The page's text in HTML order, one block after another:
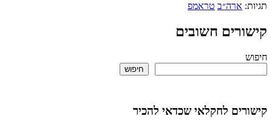
ארה״ב טראמפ
חשובים
לחקלאי שכדאי להכיר